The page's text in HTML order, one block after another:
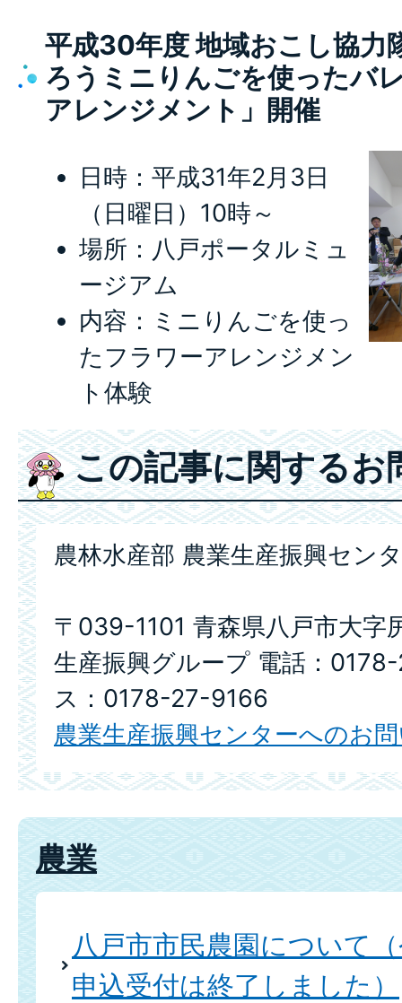
平成30年度 地域おこし協力
ろうミニりんごを使ったバ
アレンジメント」開催
日時：平成31年2月3日
（日曜日）10時～
場所：八戸ポータルミュ
ージアム
内容：ミニりんごを使っ
たフラワーアレンジメン
ト体験
この記事に関するお
農林水産部 農業生産振興セン
〒039-1101 青森県八戸市大字
生産振興グループ 電話：
ス：0178-27-9166
農業生産振興センターへのお
農業
八戸市市民農園について
申込受付は終了しました）